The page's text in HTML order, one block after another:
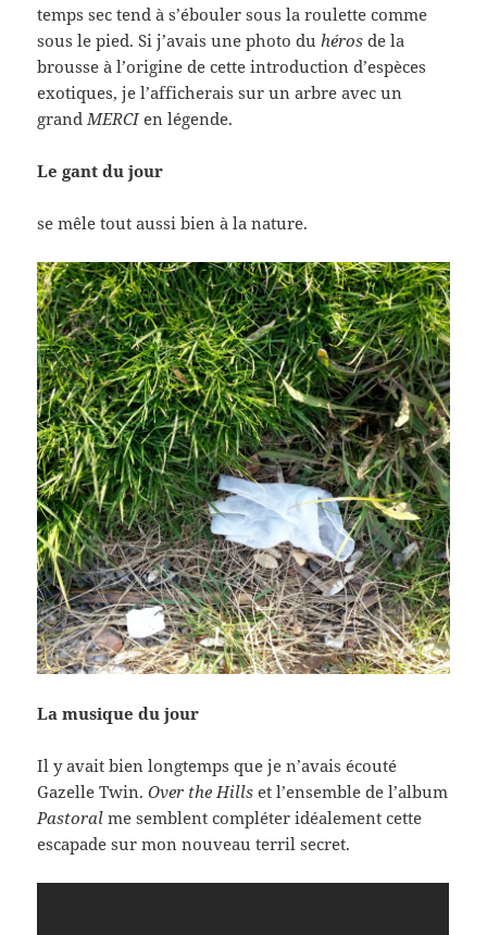
temps sec tend à s’ébouler sous la roulette comme
sous le pied. Si j’avais une photo du héros de la
brousse à l’origine de cette introduction d’espèces
exotiques, je l’afficherais sur un arbre avec un
grand MERCIen légende.
Le gant du jour
se mêle tout aussi bien à la nature.
La musique du jour
Il y avait bien longtemps que je n’avais écouté
Gazelle Twin.Over the Hillset l’ensemble de l’album
Pastoralme semblent compléter idéalement cette
escapade sur mon nouveau terril secret.